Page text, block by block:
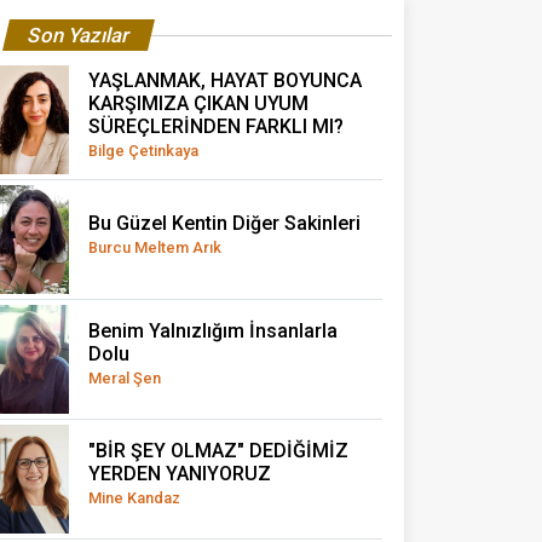
Son Yazılar
YAŞLANMAK, HAYAT BOYUNCA
KARŞIMIZA ÇIKAN UYUM
SÜREÇLERİNDEN FARKLI MI?
Bilge Çetinkaya
Bu Güzel Kentin Diğer Sakinleri
Burcu Meltem Arık
Benim Yalnızlığım İnsanlarla
Dolu
Meral Şen
"BİR ŞEY OLMAZ" DEDİĞİMİZ
YERDEN YANIYORUZ
Mine Kandaz